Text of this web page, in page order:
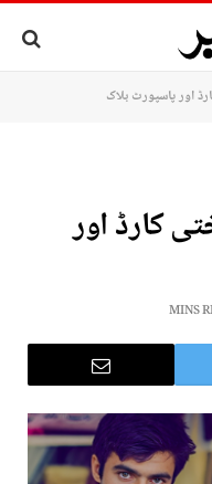
اور پاسپورٹ بلاک
کارڈ اور